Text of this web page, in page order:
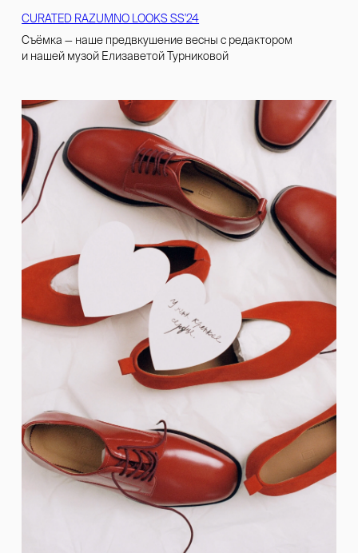
CURATED RAZUMNO LOOKS SS'24
Cъёмка — наше предвкушение весны с редактором
и нашей музой Елизаветой Турниковой